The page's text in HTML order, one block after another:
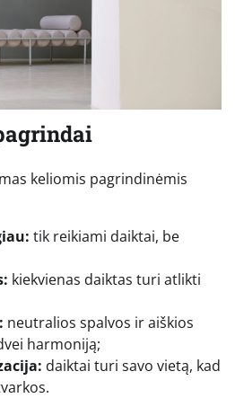
keliomis pagrindinėmis
tik reikiami daiktai, be
kiekvienas daiktas turi atlikti
neutralios spalvos ir aiškios
harmoniją;
daiktai turi savo vietą, kad